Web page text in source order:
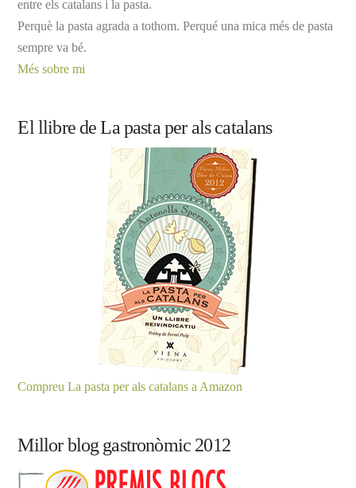
entre els catalans i la pasta.
Perquè la pasta agrada a tothom. Perqué una mica més de pasta
sempre va bé.
Més sobre mi
El llibre de La pasta per als catalans
Compreu La pasta per als catalans a Amazon
Millor blog gastronòmic 2012